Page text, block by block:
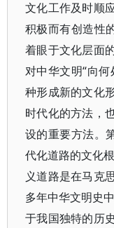
文化工作及时顺
积极而有创造性
着眼于文化层面
对中华文明“向
种形成新的文化
时代化的方法，
设的重要方法。
代化道路的文化
义道路是在马克
多年中华文明史
于我国独特的历